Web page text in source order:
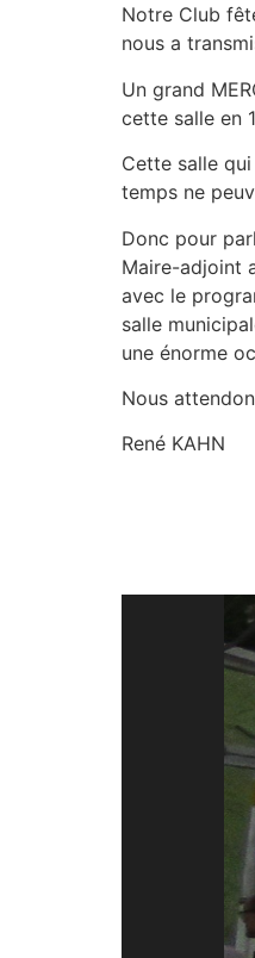
Notre Club
nous a
Un grand
cette salle en
Cette salle
temps ne
Donc pour
Maire-adjoint
avec le
salle
une énorme
Nous
René KAHN